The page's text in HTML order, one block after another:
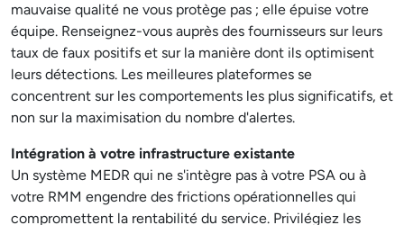
mauvaise qualité ne vous protège pas ; elle épuise votre
équipe. Renseignez-vous auprès des fournisseurs sur leurs
taux de faux positifs et sur la manière dont ils optimisent
leurs détections. Les meilleures plateformes se
concentrent sur les comportements les plus significatifs, et
non sur la maximisation du nombre d'alertes.
Intégration à votre infrastructure existante
Un système MEDR qui ne s'intègre pas à votre PSA ou à
votre RMM engendre des frictions opérationnelles qui
compromettent la rentabilité du service. Privilégiez les